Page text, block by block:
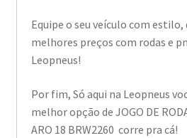
Equipe o seu veículo com
melhores preços com rodas e
Leopneus!
Por fim, Só aqui na Leopneus
melhor opção de JOGO DE
ARO 18 BRW2260 corre pra cá!